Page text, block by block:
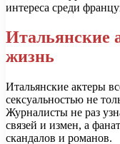
интереса среди
Итальянские
жизнь
Итальянские актеры
сексуальностью не
Журналисты не раз
связей и измен, а
скандалов и романов.